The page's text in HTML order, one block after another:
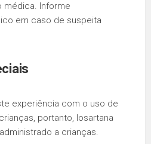
médica. Informe
em caso de suspeita
experiência com o uso de
portanto, losartana
a crianças.